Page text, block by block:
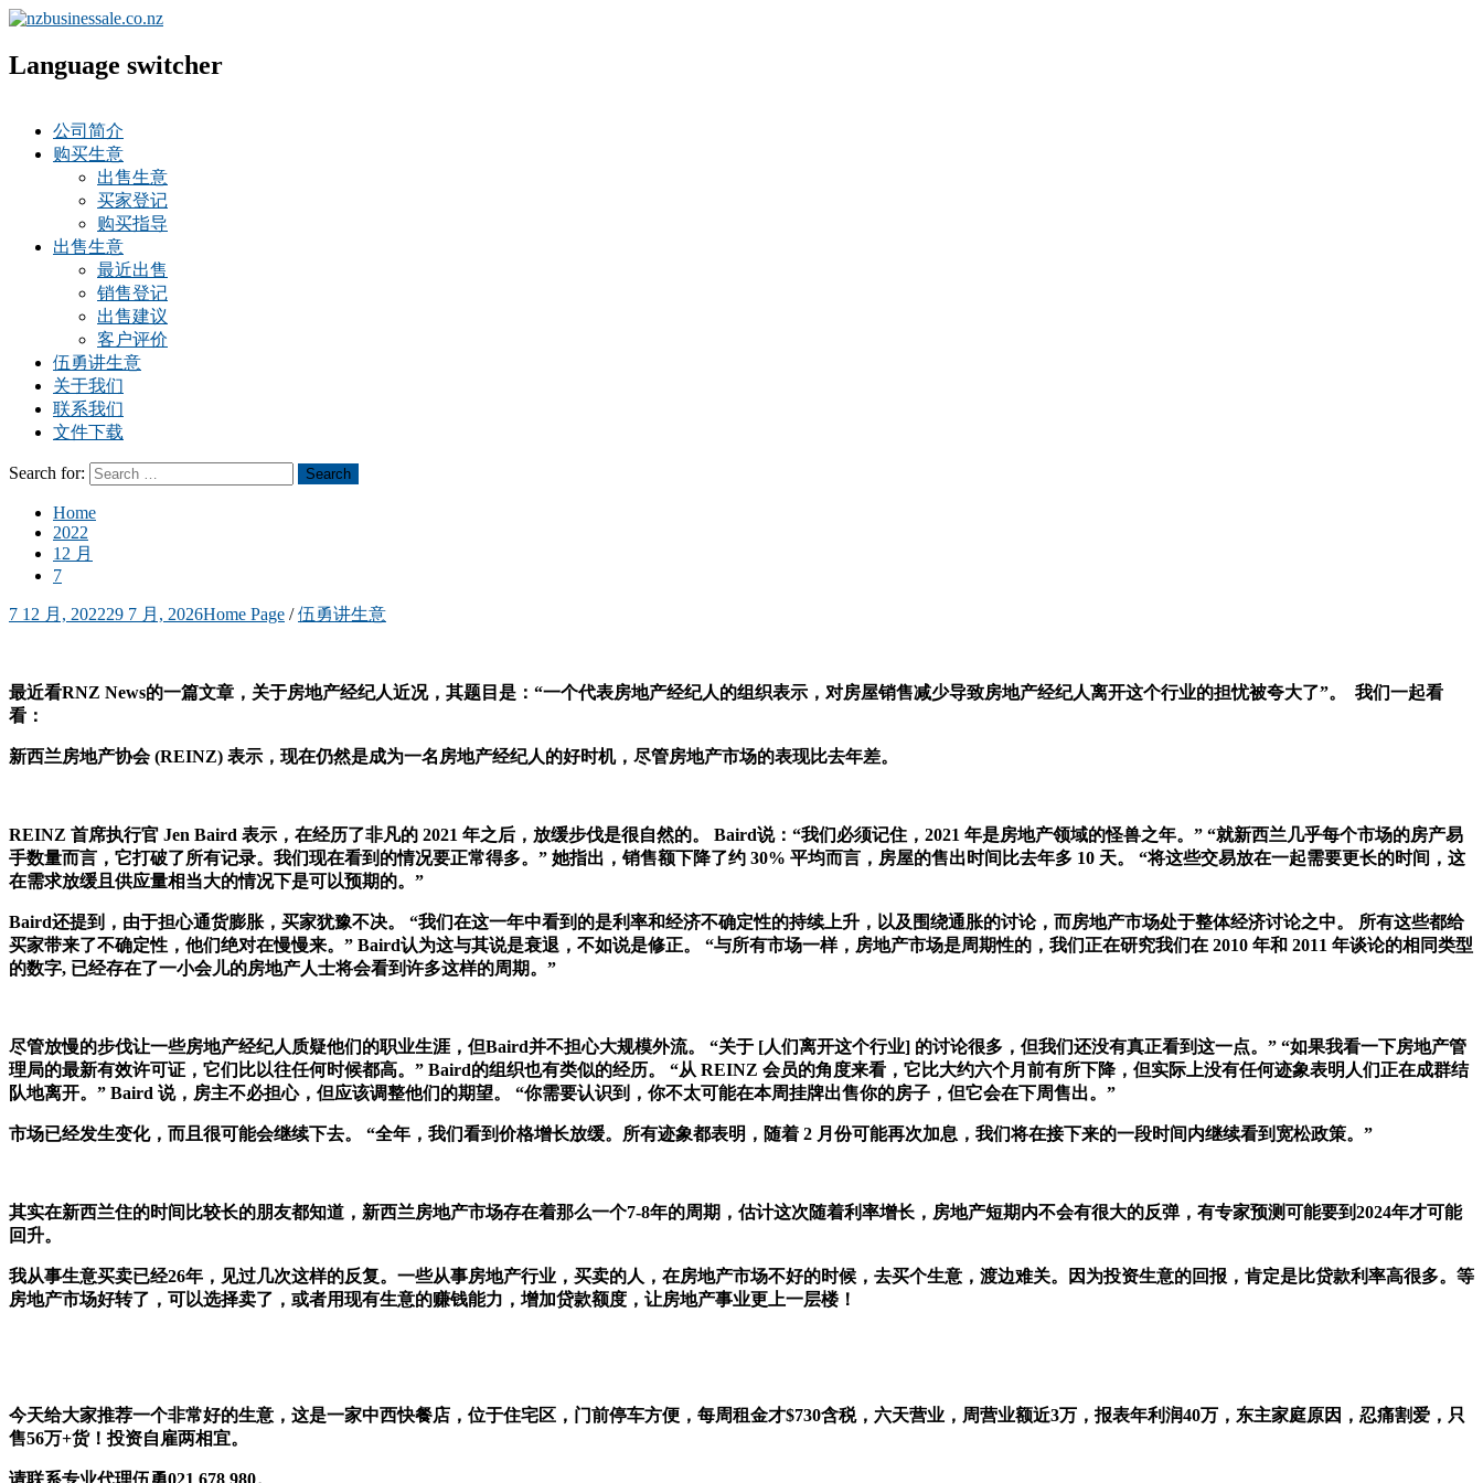
Language switcher
公司简介
购买生意
出售生意
买家登记
购买指导
出售生意
最近出售
销售登记
出售建议
客户评价
伍勇讲生意
关于我们
联系我们
文件下载
Search for: Search
Home
2022
12 月
7
7 12 月, 202229 7 月, 2026Home Page /伍勇讲生意
最近看RNZ News的一篇文章，关于房地产经纪人近况，其题目是：“一个代表房地产经纪人的组织表示，对房屋销售减少导致房地产经纪人离开这个行业的担忧被夸大了”。 我们一起看
看：
新西兰房地产协会 (REINZ) 表示，现在仍然是成为一名房地产经纪人的好时机，尽管房地产市场的表现比去年差。
REINZ 首席执行官 Jen Baird 表示，在经历了非凡的 2021 年之后，放缓步伐是很自然的。 Baird说：“我们必须记住，2021 年是房地产领域的怪兽之年。” “就新西兰几乎每个市场的房产易
手数量而言，它打破了所有记录。我们现在看到的情况要正常得多。” 她指出，销售额下降了约 30% 平均而言，房屋的售出时间比去年多 10 天。 “将这些交易放在一起需要更长的时间，这
在需求放缓且供应量相当大的情况下是可以预期的。”
Baird还提到，由于担心通货膨胀，买家犹豫不决。 “我们在这一年中看到的是利率和经济不确定性的持续上升，以及围绕通胀的讨论，而房地产市场处于整体经济讨论之中。 所有这些都给
买家带来了不确定性，他们绝对在慢慢来。” Baird认为这与其说是衰退，不如说是修正。 “与所有市场一样，房地产市场是周期性的，我们正在研究我们在 2010 年和 2011 年谈论的相同类型
的数字, 已经存在了一小会儿的房地产人士将会看到许多这样的周期。”
尽管放慢的步伐让一些房地产经纪人质疑他们的职业生涯，但Baird并不担心大规模外流。 “关于 [人们离开这个行业] 的讨论很多，但我们还没有真正看到这一点。” “如果我看一下房地产管
理局的最新有效许可证，它们比以往任何时候都高。” Baird的组织也有类似的经历。 “从 REINZ 会员的角度来看，它比大约六个月前有所下降，但实际上没有任何迹象表明人们正在成群结
队地离开。” Baird 说，房主不必担心，但应该调整他们的期望。 “你需要认识到，你不太可能在本周挂牌出售你的房子，但它会在下周售出。”
市场已经发生变化，而且很可能会继续下去。 “全年，我们看到价格增长放缓。所有迹象都表明，随着 2 月份可能再次加息，我们将在接下来的一段时间内继续看到宽松政策。”
其实在新西兰住的时间比较长的朋友都知道，新西兰房地产市场存在着那么一个7-8年的周期，估计这次随着利率增长，房地产短期内不会有很大的反弹，有专家预测可能要到2024年才可能
回升。
我从事生意买卖已经26年，见过几次这样的反复。一些从事房地产行业，买卖的人，在房地产市场不好的时候，去买个生意，渡边难关。因为投资生意的回报，肯定是比贷款利率高很多。等
房地产市场好转了，可以选择卖了，或者用现有生意的赚钱能力，增加贷款额度，让房地产事业更上一层楼！
今天给大家推荐一个非常好的生意，这是一家中西快餐店，位于住宅区，门前停车方便，每周租金才$730含税，六天营业，周营业额近3万，报表年利润40万，东主家庭原因，忍痛割爱，只
售56万+货！投资自雇两相宜。
请联系专业代理伍勇021 678 980。